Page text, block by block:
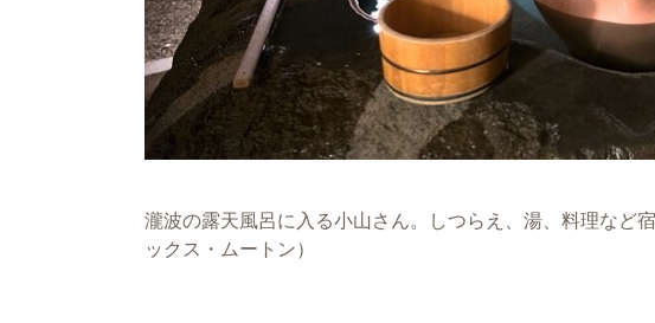
瀧波の露天風呂に入る小山さん。しつらえ、湯、料理など
ックス・ムートン）